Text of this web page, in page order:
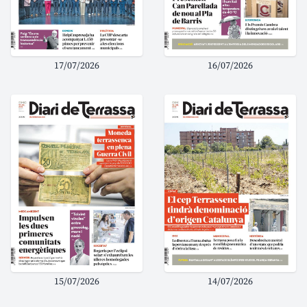
17/07/2026 16/07/2026
15/07/2026 14/07/2026